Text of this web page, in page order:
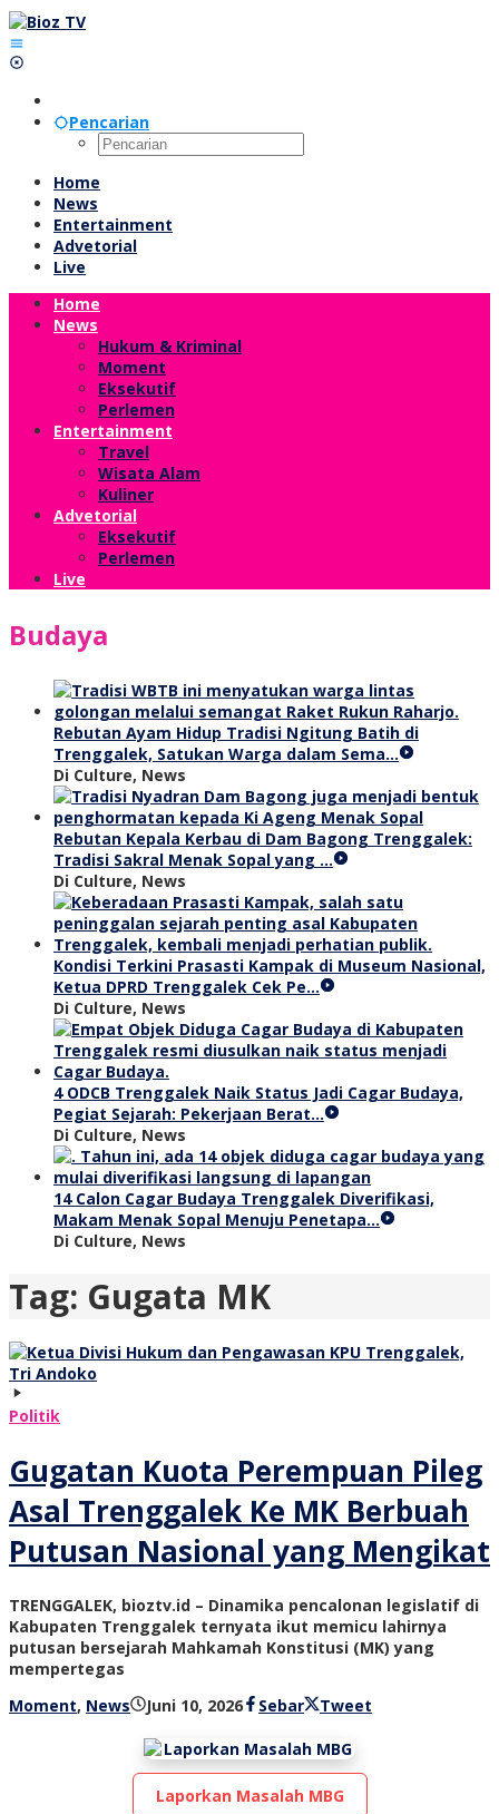
Lewati
ke
konten
Pencarian
Home
News
Entertainment
Advetorial
Live
Home
News
Hukum & Kriminal
Moment
Eksekutif
Perlemen
Entertainment
Travel
Wisata Alam
Kuliner
Advetorial
Eksekutif
Perlemen
Live
Budaya
Rebutan Ayam Hidup Tradisi Ngitung Batih di
Trenggalek, Satukan Warga dalam Sema…
Di Culture, News
Rebutan Kepala Kerbau di Dam Bagong Trenggalek:
Tradisi Sakral Menak Sopal yang …
Di Culture, News
Kondisi Terkini Prasasti Kampak di Museum Nasional,
Ketua DPRD Trenggalek Cek Pe…
Di Culture, News
4 ODCB Trenggalek Naik Status Jadi Cagar Budaya,
Pegiat Sejarah: Pekerjaan Berat…
Di Culture, News
14 Calon Cagar Budaya Trenggalek Diverifikasi,
Makam Menak Sopal Menuju Penetapa…
Di Culture, News
Tag: Gugata MK
Politik
Gugatan Kuota Perempuan Pileg
Asal Trenggalek Ke MK Berbuah
Putusan Nasional yang Mengikat
TRENGGALEK, bioztv.id – Dinamika pencalonan legislatif di
Kabupaten Trenggalek ternyata ikut memicu lahirnya
putusan bersejarah Mahkamah Konstitusi (MK) yang
mempertegas
Moment, News Juni 10, 2026oleh
tv
Sebar Tweet
Laporkan Masalah MBG